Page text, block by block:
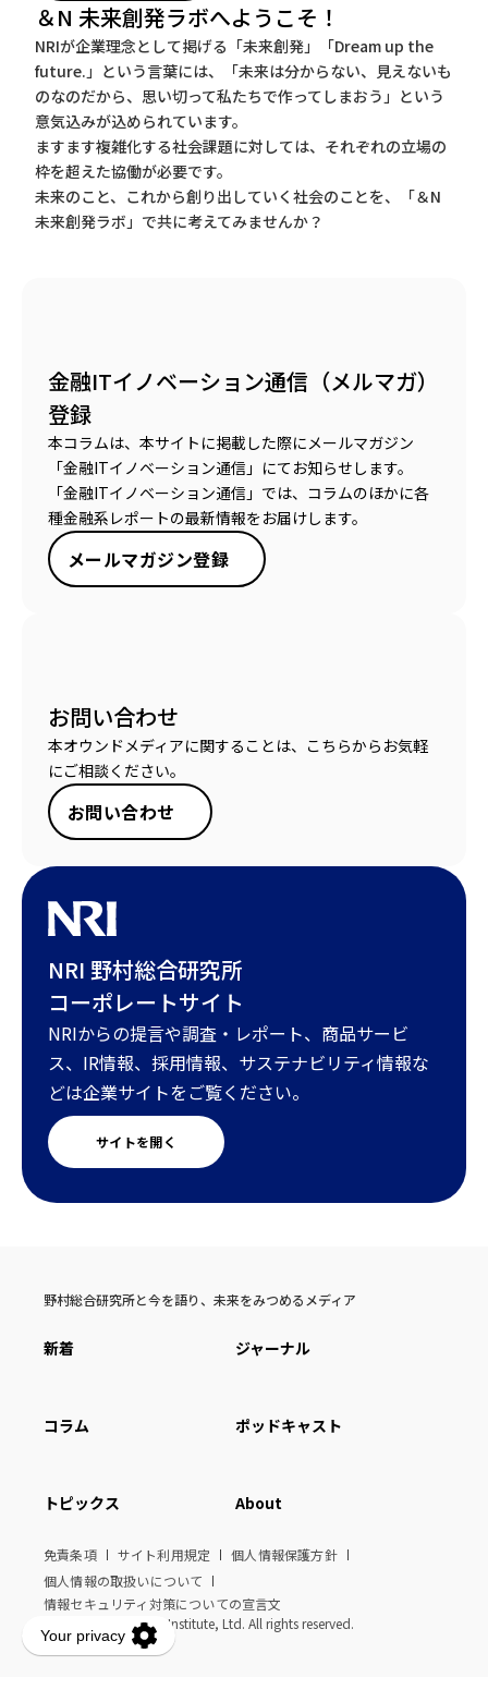
＆N 未来創発ラボへようこそ！
NRIが企業理念として掲げる「未来創発」「Dream up the
future.」という言葉には、「未来は分からない、見えないも
のなのだから、思い切って私たちで作ってしまおう」という
意気込みが込められています。
ますます複雑化する社会課題に対しては、それぞれの立場の
枠を超えた協働が必要です。
未来のこと、これから創り出していく社会のことを、「＆N
未来創発ラボ」で共に考えてみませんか？
金融ITイノベーション通信（メルマガ）
登録
本コラムは、本サイトに掲載した際にメールマガジン
「金融ITイノベーション通信」にてお知らせします。
「金融ITイノベーション通信」では、コラムのほかに各
種金融系レポートの最新情報をお届けします。
メールマガジン登録
お問い合わせ
本オウンドメディアに関することは、こちらからお気軽
にご相談ください。
お問い合わせ
NRI 野村総合研究所
コーポレートサイト
NRIからの提言や調査・レポート、商品サービ
ス、IR情報、採用情報、サステナビリティ情報な
どは企業サイトをご覧ください。
サイトを開く
野村総合研究所と今を語り、未来をみつめるメディア
新着 ジャーナル
コラム ポッドキャスト
トピックス About
免責条項 サイト利用規定
個人情報保護方針
個人情報の取扱いについて
情報セキュリティ対策についての宣言文
© Nomura Research Institute, Ltd. All rights reserved.